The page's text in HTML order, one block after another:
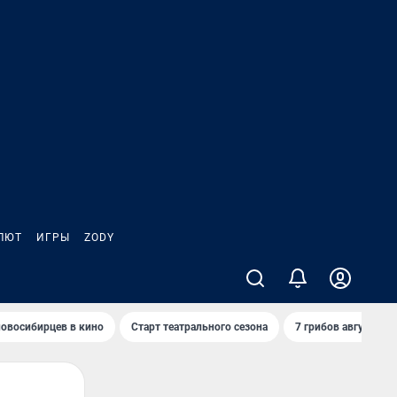
ИГРЫ ZODY
в кино Старт театрального сезона 7 грибов августа